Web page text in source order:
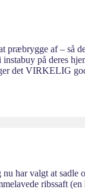
præbrygge af – så
på deres
det VIRKELIG
har valgt at sadle
ribssaft (en